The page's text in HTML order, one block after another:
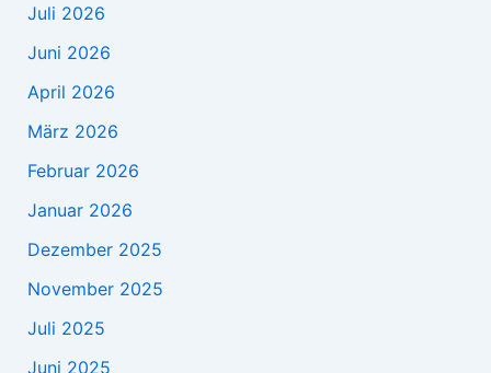
Juli 2026
Juni 2026
April 2026
März 2026
Februar 2026
Januar 2026
Dezember 2025
November 2025
Juli 2025
Juni 2025